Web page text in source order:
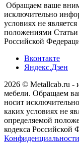
Обращаем ваше
исключительно
условиях не
положениями Статьи
Российской
Вконтакте
Яндекс.Дзен
2026 © Metallcab.ru -
мебели. Обращаем
носит
каких условиях не
определяемой
кодекса Российской